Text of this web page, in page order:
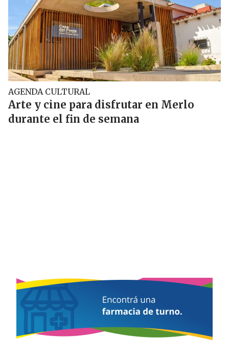
AGENDA CULTURAL
Arte y cine para disfrutar en Merlo
durante el fin de semana